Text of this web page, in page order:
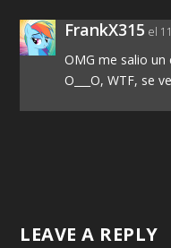
FrankX315 el
OMG me salio
O___O, WTF, se
LEAVE A REPLY